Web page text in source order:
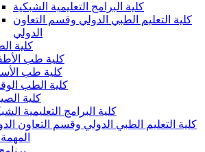
كلية البرامج التعليمية الشبكية
كلية التعليم الطبي الدولي وقسم التعاون
الدولي
كلية
كلية طب
كلية طب
كلية الطب
كلية
كلية البرامج التعليمية
كلية التعليم الطبي الدولي وقسم التعاون